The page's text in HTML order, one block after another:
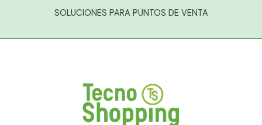
SOLUCIONES PARA PUNTOS DE VENTA